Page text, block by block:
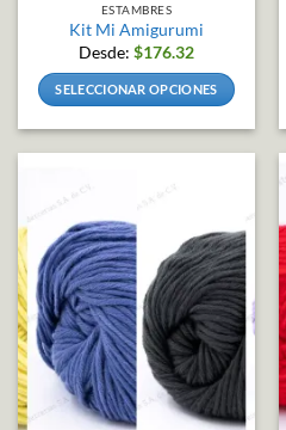
ESTAMBRES
Kit Mi Amigurumi
Desde: $176.32
SELECCIONAR OPCIONES
Las
opciones
se
pueden
elegir
en
la
página